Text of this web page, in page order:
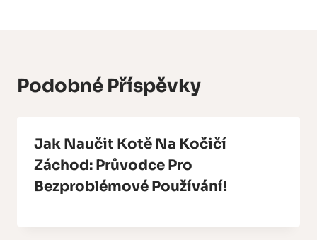
Podobné Příspěvky
Jak Naučit Kotě Na Kočičí
Záchod: Průvodce Pro
Bezproblémové Používání!